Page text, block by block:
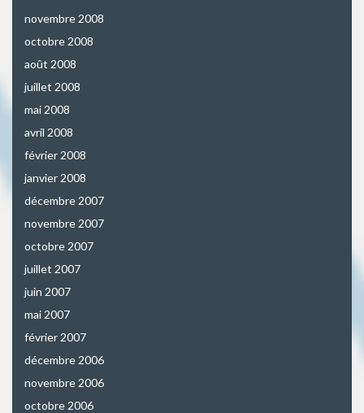
novembre 2008
octobre 2008
août 2008
juillet 2008
mai 2008
avril 2008
février 2008
janvier 2008
décembre 2007
novembre 2007
octobre 2007
juillet 2007
juin 2007
mai 2007
février 2007
décembre 2006
novembre 2006
octobre 2006